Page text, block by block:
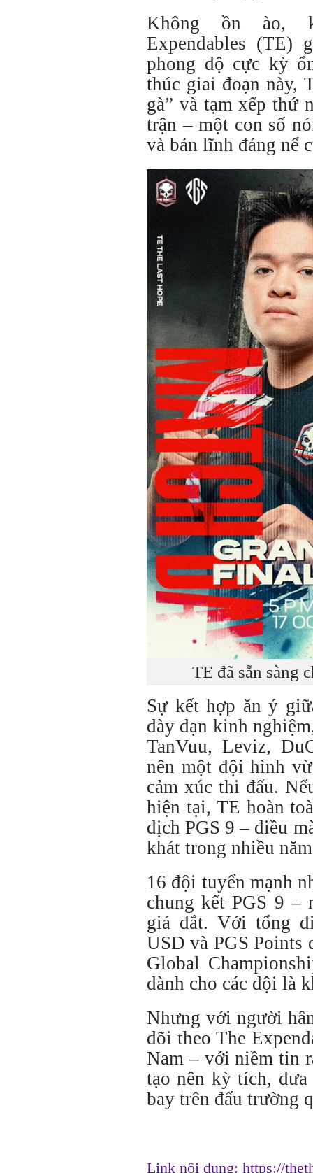
Không ồn ào,
Expendables (TE)
phong độ cực kỳ
thúc giai đoạn này,
gà” và tạm xếp thứ
trận – một con số
và bản lĩnh đáng nể
TE đã sẵn sàng
Sự kết hợp ăn ý
dày dạn kinh
TanVuu, Leviz,
nên một đội hình
cảm xúc thi đấu.
hiện tại, TE hoàn
địch PGS 9 – điều
khát trong nhiều
16 đội tuyển mạnh
chung kết PGS 9 –
giá đắt. Với tổng
USD và PGS Points
Global
dành cho các đội là
Nhưng với người
dõi theo The
Nam – với niềm tin
tạo nên kỳ tích,
bay trên đấu trường
Link nội dung: https://